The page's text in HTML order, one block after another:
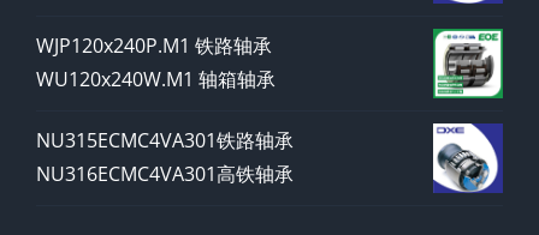
WJP120x240P.M1 铁路轴承
WU120x240W.M1 轴箱轴承
NU315ECMC4VA301铁路轴承
NU316ECMC4VA301高铁轴承